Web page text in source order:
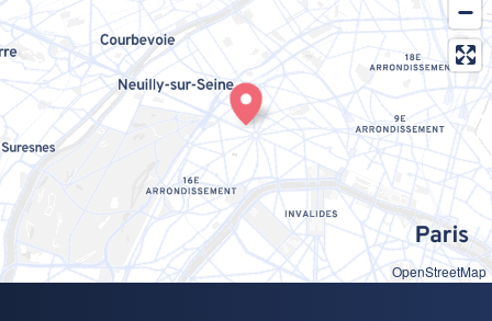
OpenStreetMap